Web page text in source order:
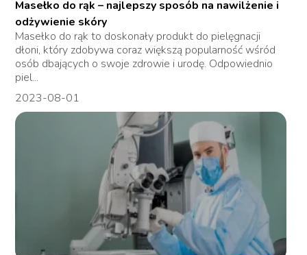
Masełko do rąk – najlepszy sposób na nawilżenie i
odżywienie skóry
Masełko do rąk to doskonały produkt do pielęgnacji
dłoni, który zdobywa coraz większą popularność wśród
osób dbających o swoje zdrowie i urodę. Odpowiednio
piel...
2023-08-01